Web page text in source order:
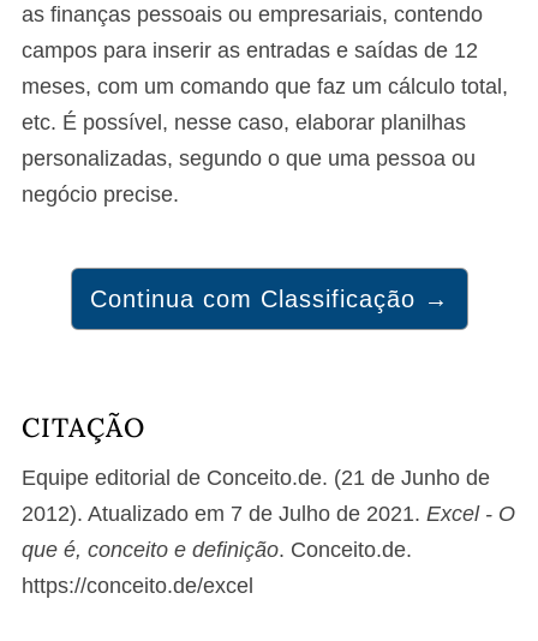
as finanças pessoais ou empresariais, contendo
campos para inserir as entradas e saídas de 12
meses, com um comando que faz um cálculo total,
etc. É possível, nesse caso, elaborar planilhas
personalizadas, segundo o que uma pessoa ou
negócio precise.
Continua com Classificação →
CITAÇÃO
Equipe editorial de Conceito.de. (21 de Junho de
2012). Atualizado em 7 de Julho de 2021. Excel - O
que é, conceito e definição. Conceito.de.
https://conceito.de/excel